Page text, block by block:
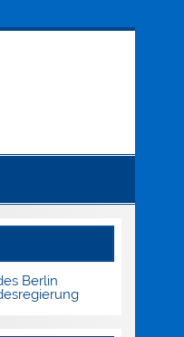
Berlin